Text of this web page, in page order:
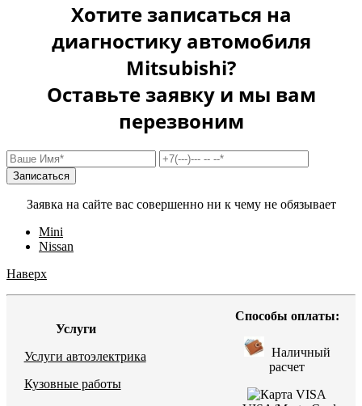
Хотите записаться на
диагностику автомобиля
Mitsubishi?
Оставьте заявку и мы вам
перезвоним
Заявка на сайте вас совершенно ни к чему не обязывает
Mini
Nissan
Наверх
Услуги
Услуги автоэлектрика
Кузовные работы
Способы оплаты:
Наличный
расчет